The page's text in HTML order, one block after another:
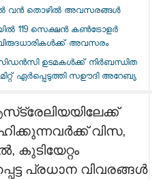
വൻ തൊഴിൽ അവസരങ്ങൾ
119 സെക്ഷൻ കൺട്രോളർ
അവസരം
ഉടമകൾക്ക് നിർബന്ധിത
ഏർപ്പെടുത്തി സഊദി അറേബ്യ
വിസ,
കുടിയേറ്റം
പ്രധാന വിവരങ്ങൾ